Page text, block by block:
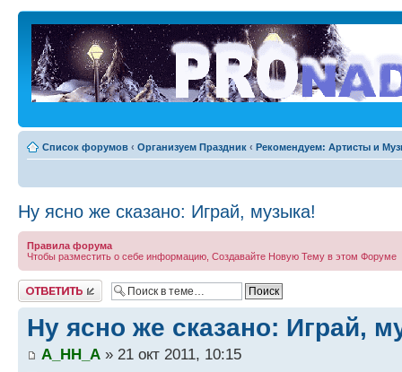
Список форумов ‹ Организуем Праздник ‹ Рекомендуем: Артисты и
Ну ясно же сказано: Играй, музыка!
Правила форума
Чтобы разместить о себе информацию, Создавайте Новую Тему в этом Форуме
Ответить
Ну ясно же сказано: Играй,
A_HH_A » 21 окт 2011, 10:15